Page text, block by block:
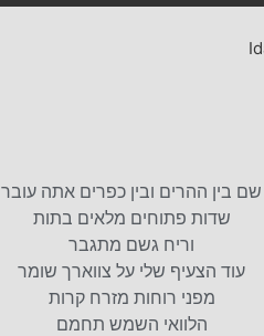
שם בין ההרים ובין כפרים אתה עובר
שדות פתוחים מלאים בתות
וריח גשם מתגבר
עוד הצעיף שלי על צווארך שומר
מפני רוחות מזרח קרות
הלוואי השמש תחמם